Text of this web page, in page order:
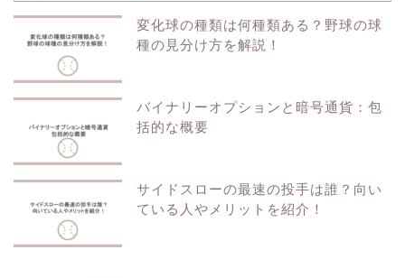
変化球の種類は何種類ある？野球の球
種の見分け方を解説！
バイナリーオプションと暗号通貨：包
括的な概要
サイドスローの最速の投手は誰？向い
ている人やメリットを紹介！